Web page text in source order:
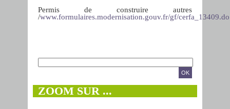
Permis de construire autres
/www.formulaires.modernisation.gouv.fr/gf/cerfa_13409.do
Formulaire de recherche
RECHERCHE
ZOOM SUR ...